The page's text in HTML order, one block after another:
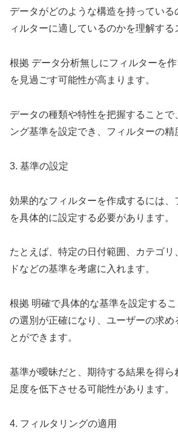
データがどのような構造を持っている
ィルターに適しているのかを理解する
根拠 データ分析無しにフィルターを
を見過ごす可能性が高まります。
データの種類や特性を把握することで
ング基準を設定でき、フィルターの精
3. 基準の設定
効果的なフィルターを作成するには、
を具体的に設定する必要があります。
たとえば、特定の日付範囲、カテゴリ
ドなどの基準を考慮に入れます。
根拠 明確で具体的な基準を設定する
の選別が正確になり、ユーザーの求め
とができます。
基準が曖昧だと、期待する結果を得ら
足度を低下させる可能性があります。
4. フィルタリングの適用